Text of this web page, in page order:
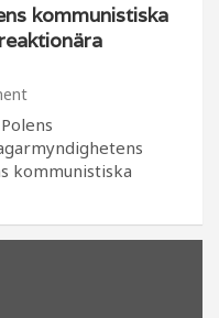
kommunistiska
kommunistiska